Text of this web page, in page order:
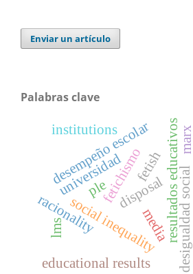
Enviar un artículo
Palabras clave
universidad
fetichismo resultados educativos
desempeño escolar
social inequality desigualdad social
racionality
institutions
fetish
disposal
marx
educational results
media
ple
lms